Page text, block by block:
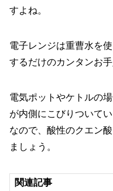
すよね。
電子レンジは重曹水を
するだけのカンタンお手
電気ポットやケトルの
が内側にこびりついて
なので、酸性のクエン
ましょう。
関連記事